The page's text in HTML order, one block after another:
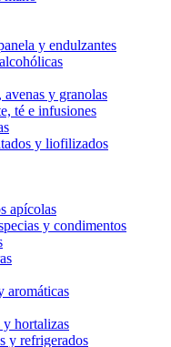
y endulzantes
avenas y granolas
té e infusiones
y liofilizados
apícolas
y condimentos
aromáticas
y hortalizas
y refrigerados